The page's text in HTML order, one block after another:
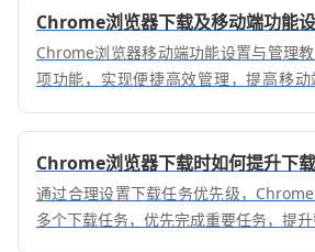
Chrome浏览器下载及移动端功能
Chrome浏览器移动端功能设置与管理
项功能，实现便捷高效管理，提高移动
Chrome浏览器下载时如何提升下
通过合理设置下载任务优先级，
多个下载任务，优先完成重要任务，提升